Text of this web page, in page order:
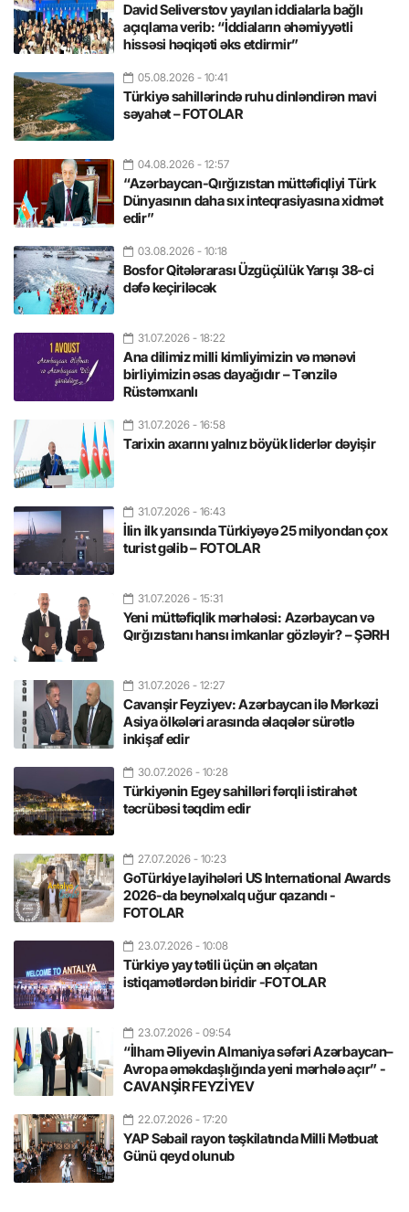
David Seliverstov yayılan iddialarla bağlı
açıqlama verib: “İddiaların əhəmiyyətli
hissəsi həqiqəti əks etdirmir”
05.08.2026 - 10:41
Türkiyə sahillərində ruhu dinləndirən mavi
səyahət – FOTOLAR
04.08.2026 - 12:57
“Azərbaycan-Qırğızıstan müttəfiqliyi Türk
Dünyasının daha sıx inteqrasiyasına xidmət
edir”
03.08.2026 - 10:18
Bosfor Qitələrarası Üzgüçülük Yarışı 38-ci
dəfə keçiriləcək
31.07.2026 - 18:22
Ana dilimiz milli kimliyimizin və mənəvi
birliyimizin əsas dayağıdır – Tənzilə
Rüstəmxanlı
31.07.2026 - 16:58
Tarixin axarını yalnız böyük liderlər dəyişir
31.07.2026 - 16:43
İlin ilk yarısında Türkiyəyə 25 milyondan çox
turist gəlib – FOTOLAR
31.07.2026 - 15:31
Yeni müttəfiqlik mərhələsi: Azərbaycan və
Qırğızıstanı hansı imkanlar gözləyir? – ŞƏRH
31.07.2026 - 12:27
Cavanşir Feyziyev: Azərbaycan ilə Mərkəzi
Asiya ölkələri arasında əlaqələr sürətlə
inkişaf edir
30.07.2026 - 10:28
Türkiyənin Egey sahilləri fərqli istirahət
təcrübəsi təqdim edir
27.07.2026 - 10:23
GoTürkiye layihələri US International Awards
2026-da beynəlxalq uğur qazandı -
FOTOLAR
23.07.2026 - 10:08
Türkiyə yay tətili üçün ən əlçatan
istiqamətlərdən biridir -FOTOLAR
23.07.2026 - 09:54
“İlham Əliyevin Almaniya səfəri Azərbaycan–
Avropa əməkdaşlığında yeni mərhələ açır” -
CAVANŞİR FEYZİYEV
22.07.2026 - 17:20
YAP Səbail rayon təşkilatında Milli Mətbuat
Günü qeyd olunub